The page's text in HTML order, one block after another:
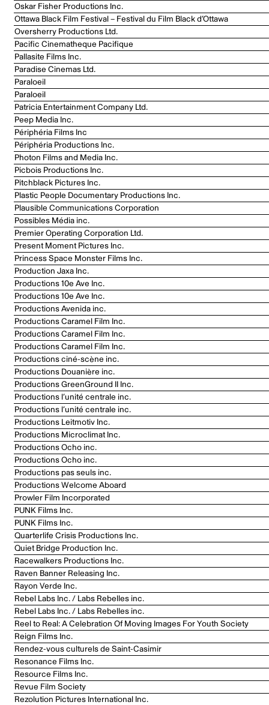
Oskar Fisher Productions Inc.
Ottawa Black Film Festival – Festival du Film Black d’Ottawa
Oversherry Productions Ltd.
Pacific Cinematheque Pacifique
Pallasite Films Inc.
Paradise Cinemas Ltd.
Paraloeil
Paraloeil
Patricia Entertainment Company Ltd.
Peep Media Inc.
Périphéria Films Inc
Périphéria Productions Inc.
Photon Films and Media Inc.
Picbois Productions Inc.
Pitchblack Pictures Inc.
Plastic People Documentary Productions Inc.
Plausible Communications Corporation
Possibles Média inc.
Premier Operating Corporation Ltd.
Present Moment Pictures Inc.
Princess Space Monster Films Inc.
Production Jaxa Inc.
Productions 10e Ave Inc.
Productions 10e Ave Inc.
Productions Avenida inc.
Productions Caramel Film Inc.
Productions Caramel Film Inc.
Productions Caramel Film Inc.
Productions ciné-scène inc.
Productions Douanière inc.
Productions GreenGround II Inc.
Productions l’unité centrale inc.
Productions l’unité centrale inc.
Productions Leitmotiv Inc.
Productions Microclimat Inc.
Productions Ocho inc.
Productions Ocho inc.
Productions pas seuls inc.
Productions Welcome Aboard
Prowler Film Incorporated
PUNK Films Inc.
PUNK Films Inc.
Quarterlife Crisis Productions Inc.
Quiet Bridge Production Inc.
Racewalkers Productions Inc.
Raven Banner Releasing Inc.
Rayon Verde Inc.
Rebel Labs Inc. / Labs Rebelles inc.
Rebel Labs Inc. / Labs Rebelles inc.
Reel to Real: A Celebration Of Moving Images For Youth Society
Reign Films Inc.
Rendez-vous culturels de Saint-Casimir
Resonance Films Inc.
Resource Films Inc.
Revue Film Society
Rezolution Pictures International Inc.